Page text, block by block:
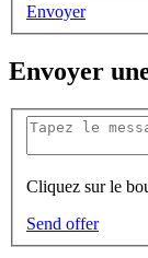
Envoyer
Envoyer
Cliquez sur le
Send offer